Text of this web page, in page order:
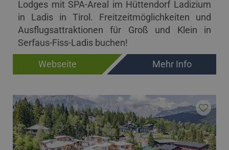
Lodges mit SPA-Areal im Hüttendorf Ladizium
in Ladis in Tirol. Freitzeitmöglichkeiten und
Ausflugsattraktionen für Groß und Klein in
Serfaus-Fiss-Ladis buchen!
Webseite
Mehr Info